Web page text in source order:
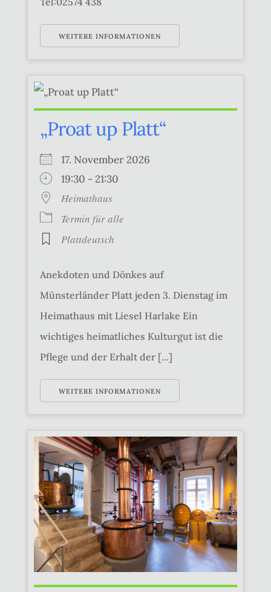
WEITERE INFORMATIONEN
„Proat up Platt“
17. November 2026
19:30 - 21:30
Heimathaus
Termin für alle
Plattdeutsch
Anekdoten und Dönkes auf
Münsterländer Platt jeden 3. Dienstag im
Heimathaus mit Liesel Harlake Ein
wichtiges heimatliches Kulturgut ist die
Pflege und der Erhalt der [...]
WEITERE INFORMATIONEN